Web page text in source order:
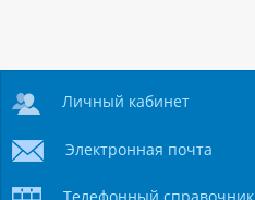
Личный кабинет
Электронная почта